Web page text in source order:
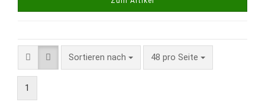
Sortieren nach
Sortieren nach 48 pro Seite
pro Seite
1